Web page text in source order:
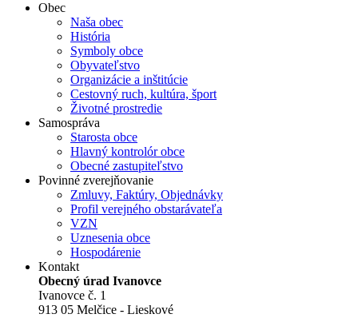
Obec
Naša obec
História
Symboly obce
Obyvateľstvo
Organizácie a inštitúcie
Cestovný ruch, kultúra, šport
Životné prostredie
Samospráva
Starosta obce
Hlavný kontrolór obce
Obecné zastupiteľstvo
Povinné zverejňovanie
Zmluvy, Faktúry, Objednávky
Profil verejného obstarávateľa
VZN
Uznesenia obce
Hospodárenie
Kontakt
Obecný úrad Ivanovce
Ivanovce č. 1
913 05 Melčice - Lieskové